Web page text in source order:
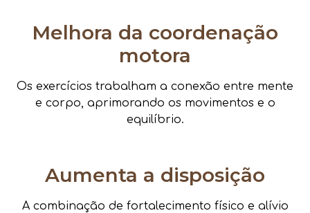
Melhora da coordenação
motora
Os exercícios trabalham a conexão entre mente
e corpo, aprimorando os movimentos e o
equilíbrio.
Aumenta a disposição
A combinação de fortalecimento físico e alívio